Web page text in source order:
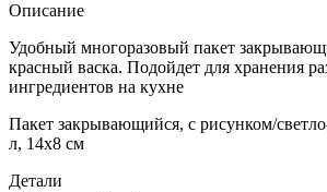
Описание
Удобный многоразовый пакет
красный васка. Подойдет для хранения
ингредиентов на кухне
Пакет закрывающийся, с рисунком/
л, 14х8 см
Детали